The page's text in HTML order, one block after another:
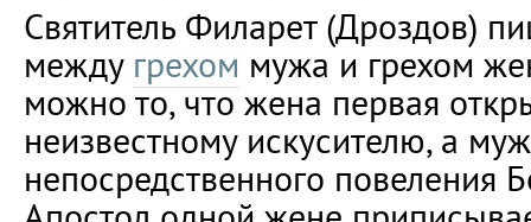
Святитель Филарет (Дроздов)
между грехом мужа и грехом
можно то, что жена первая
неизвестному искусителю, а
непосредственного повеления